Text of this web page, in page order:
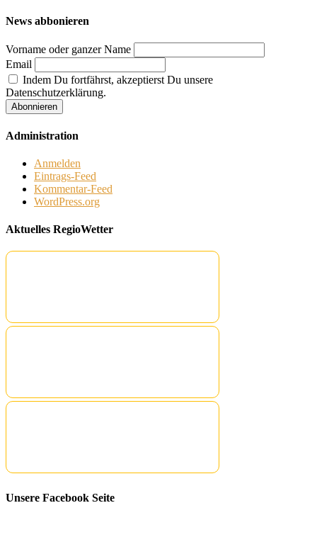
News abbonieren
Vorname oder ganzer Name
Email
Indem Du fortfährst, akzeptierst Du unsere
Datenschutzerklärung.
Administration
Anmelden
Eintrags-Feed
Kommentar-Feed
WordPress.org
Aktuelles RegioWetter
Unsere Facebook Seite